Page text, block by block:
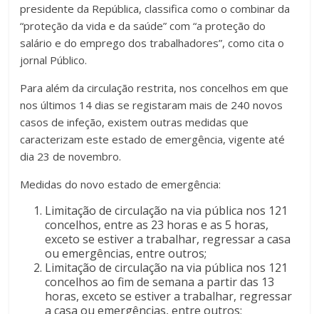
presidente da República, classifica como o combinar da
“proteção da vida e da saúde” com “a proteção do
salário e do emprego dos trabalhadores”, como cita o
jornal Público.
Para além da circulação restrita, nos concelhos em que
nos últimos 14 dias se registaram mais de 240 novos
casos de infeção, existem outras medidas que
caracterizam este estado de emergência, vigente até
dia 23 de novembro.
Medidas do novo estado de emergência:
Limitação de circulação na via pública nos 121
concelhos, entre as 23 horas e as 5 horas,
exceto se estiver a trabalhar, regressar a casa
ou emergências, entre outros;
Limitação de circulação na via pública nos 121
concelhos ao fim de semana a partir das 13
horas, exceto se estiver a trabalhar, regressar
a casa ou emergências, entre outros;